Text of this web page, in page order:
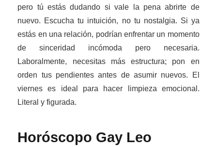
pero tú estás dudando si vale la pena abrirte de
nuevo. Escucha tu intuición, no tu nostalgia. Si ya
estás en una relación, podrían enfrentar un momento
de sinceridad incómoda pero necesaria.
Laboralmente, necesitas más estructura; pon en
orden tus pendientes antes de asumir nuevos. El
viernes es ideal para hacer limpieza emocional.
Literal y figurada.
Horóscopo Gay Leo